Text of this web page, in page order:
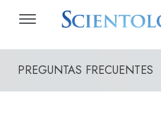
PREGUNTAS FRECUENTES